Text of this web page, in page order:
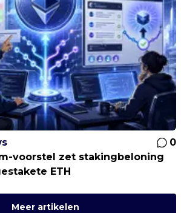
0
voorstel zet stakingbeloning
ETH
Meer artikelen